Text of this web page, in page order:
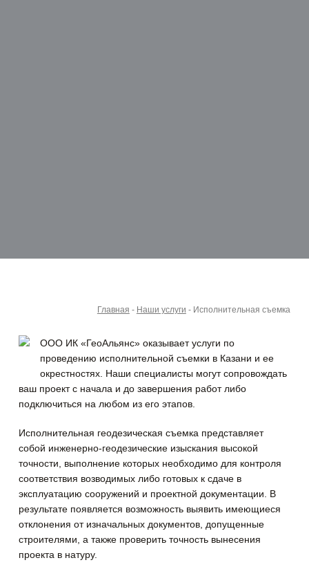
Главная - Наши услуги - Исполнительная съемка
ООО ИК «ГеоАльянс» оказывает услуги по
проведению исполнительной съемки в Казани и ее
окрестностях. Наши специалисты могут сопровождать
ваш проект с начала и до завершения работ либо
подключиться на любом из его этапов.
Исполнительная геодезическая съемка представляет
собой инженерно-геодезические изыскания высокой
точности, выполнение которых необходимо для контроля
соответствия возводимых либо готовых к сдаче в
эксплуатацию сооружений и проектной документации. В
результате появляется возможность выявить имеющиеся
отклонения от изначальных документов, допущенные
строителями, а также проверить точность вынесения
проекта в натуру.